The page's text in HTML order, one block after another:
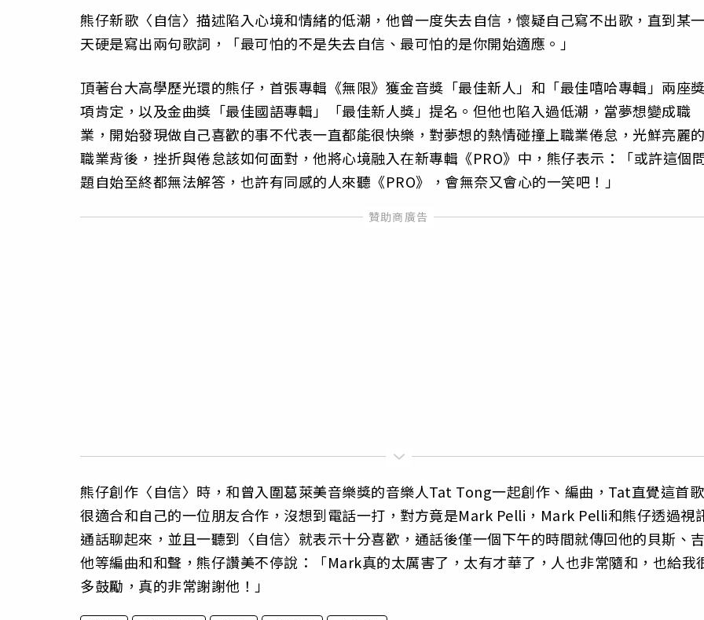
熊仔新歌〈自信〉描述陷入心境和情緒的低潮，他曾一度失去自信，懷疑自己寫不出歌，直到某
天硬是寫出兩句歌詞，「最可怕的不是失去自信、最可怕的是你開始適應。」
頂著台大高學歷光環的熊仔，首張專輯《無限》獲金音獎「最佳新人」和「最佳嘻哈專輯」兩座
項肯定，以及金曲獎「最佳國語專輯」「最佳新人獎」提名。但他也陷入過低潮，當夢想變成職
業，開始發現做自己喜歡的事不代表一直都能很快樂，對夢想的熱情碰撞上職業倦怠，光鮮亮麗
職業背後，挫折與倦怠該如何面對，他將心境融入在新專輯《PRO》中，熊仔表示：「或許這個
題自始至終都無法解答，也許有同感的人來聽《PRO》，會無奈又會心的一笑吧！」
熊仔創作〈自信〉時，和曾入圍葛萊美音樂獎的音樂人Tat Tong一起創作、編曲，Tat直覺這首歌
很適合和自己的一位朋友合作，沒想到電話一打，對方竟是Mark Pelli，Mark Pelli和熊仔透過視
通話聊起來，並且一聽到〈自信〉就表示十分喜歡，通話後僅一個下午的時間就傳回他的貝斯、
他等編曲和和聲，熊仔讚美不停說：「Mark真的太厲害了，太有才華了，人也非常隨和，也給我
多鼓勵，真的非常謝謝他！」